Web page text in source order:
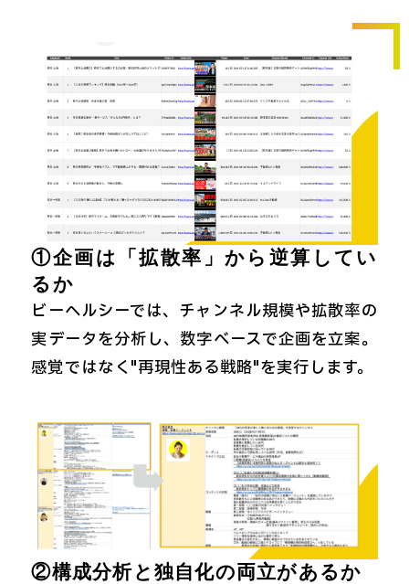
①企画は「拡散率」から逆算してい
るか
ビーヘルシーでは、チャンネル規模や拡散率の
実データを分析し、数字ベースで企画を立案。
感覚ではなく"再現性ある戦略"を実行します。
②構成分析と独自化の両立があるか